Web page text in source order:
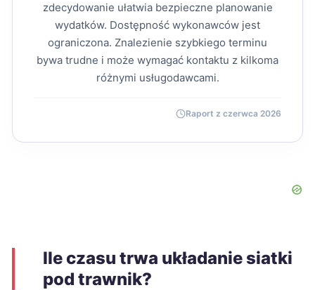
zdecydowanie ułatwia bezpieczne planowanie
wydatków. Dostępność wykonawców jest
ograniczona. Znalezienie szybkiego terminu
bywa trudne i może wymagać kontaktu z kilkoma
różnymi usługodawcami.
Raport z czerwca 2026
Ile czasu trwa układanie siatki
pod trawnik?